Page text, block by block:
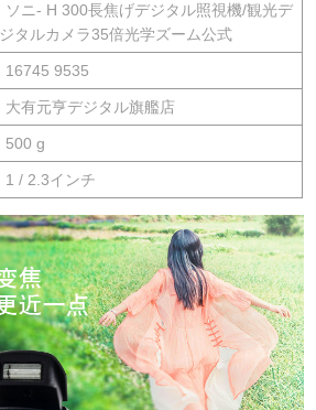
ソニ- H 300長焦げデジタル照視機/観光デ
ジタルカメラ35倍光学ズーム公式
16745 9535
大有元亨デジタル旗艦店
500 g
1 / 2.3インチ